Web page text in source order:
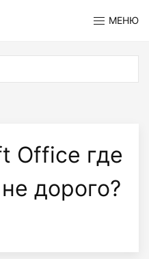
МЕНЮ
Office где
дорого?